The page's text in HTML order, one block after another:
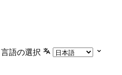
言語の選択